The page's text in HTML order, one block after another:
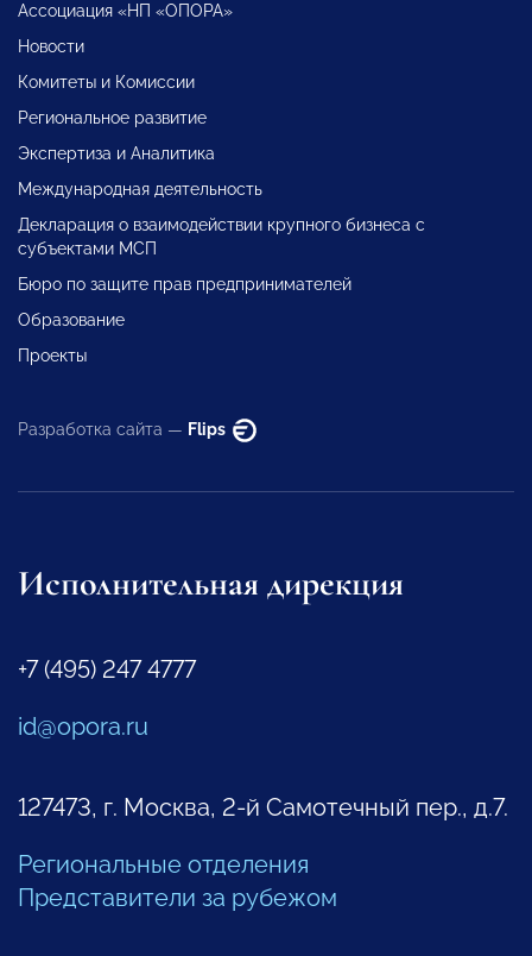
Ассоциация «НП «ОПОРА»
Новости
Комитеты и Комиссии
Региональное развитие
Экспертиза и Аналитика
Международная деятельность
Декларация о взаимодействии крупного бизнеса с
субъектами МСП
Бюро по защите прав предпринимателей
Образование
Проекты
Разработка сайта — Flips
Исполнительная дирекция
+7 (495) 247 4777
id@opora.ru
127473, г. Москва, 2-й Самотечный пер., д.7.
Региональные отделения
Представители за рубежом